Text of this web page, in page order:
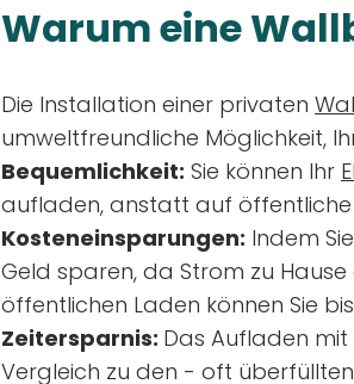
Warum eine
Die Installation einer privaten
umweltfreundliche Möglichkeit,
Bequemlichkeit: Sie können Ihr
aufladen, anstatt auf öffentliche
Kosteneinsparungen: Indem
Geld sparen, da Strom zu
öffentlichen Laden können Sie
Zeitersparnis: Das Aufladen mit
Vergleich zu den - oft